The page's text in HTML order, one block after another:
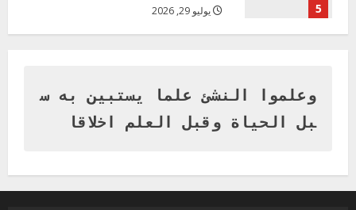
5 يوليو 29, 2026
بنات بمحلية ود مدني الكبرى
أغسطس 3, 2026
يعلن تخفيض الرسوم الدراسية لهذا العام
بنسبة15%
وعلموا النشئ علما يستبين به س
بل الحياة وقبل العلم اخلاقا